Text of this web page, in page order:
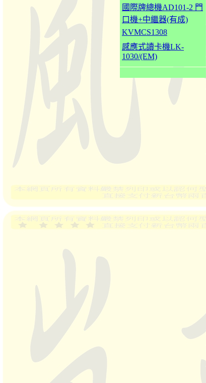
國際牌總機AD101-2 門
口機+中繼器(有成)
KVMCS1308
感應式讀卡機LK-
1030/(EM)